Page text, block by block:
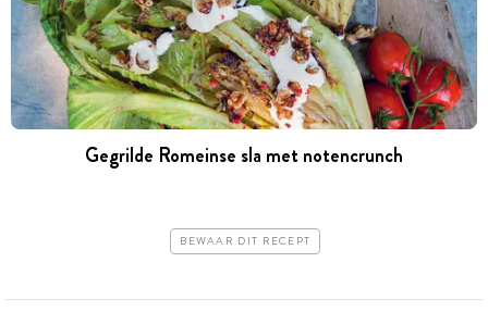
Gegrilde Romeinse sla met notencrunch
BEWAAR DIT RECEPT